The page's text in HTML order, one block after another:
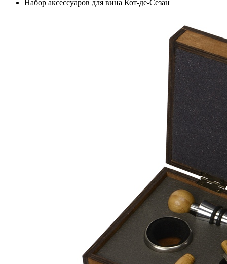
Набор аксессуаров для вина Кот-де-Сезан